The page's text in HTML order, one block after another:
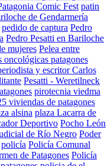
Comic Fest patin
de Gendarmería
pedido de captura Pedro
Pedro Pesatti en Bariloche
mujeres Pelea entre
oncológicas patagones
y escritor Carlos
Pesatti - Weretilneck
pirotecnia viedma
viviendas de patagones
alsina plaza Lacarra de
Deportivo Pocho León
de Río Negro Poder
policía Policía Comunal
de Patagones Policía